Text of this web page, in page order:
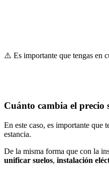
⚠️ Es importante que tengas en
Cuánto cambia el
En este caso, es importante que
estancia.
De la misma forma que con la
unificar suelos, instalación